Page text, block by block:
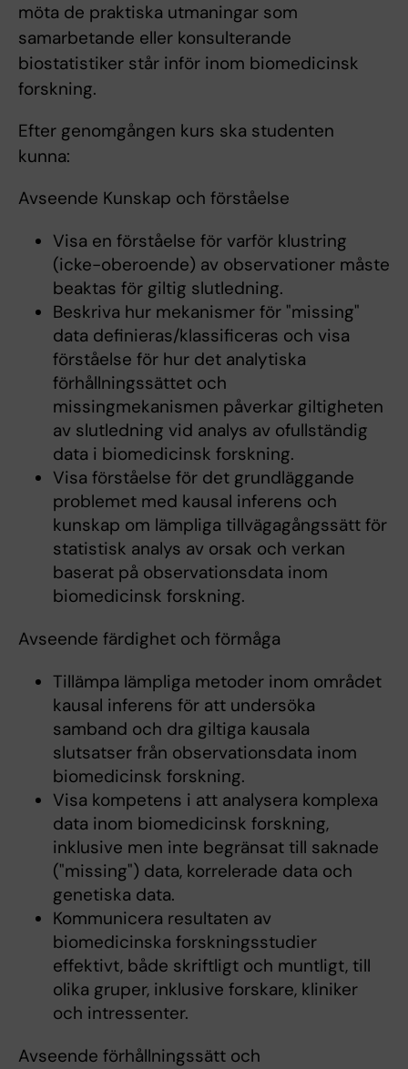
möta de praktiska utmaningar som
samarbetande eller konsulterande
biostatistiker står inför inom biomedicinsk
forskning.
Efter genomgången kurs ska studenten
kunna:
Avseende Kunskap och förståelse
Visa en förståelse för varför klustring
(icke-oberoende) av observationer måste
beaktas för giltig slutledning.
Beskriva hur mekanismer för "missing"
data definieras/klassificeras och visa
förståelse för hur det analytiska
förhållningssättet och
missingmekanismen påverkar giltigheten
av slutledning vid analys av ofullständig
data i biomedicinsk forskning.
Visa förståelse för det grundläggande
problemet med kausal inferens och
kunskap om lämpliga tillvägagångssätt för
statistisk analys av orsak och verkan
baserat på observationsdata inom
biomedicinsk forskning.
Avseende färdighet och förmåga
Tillämpa lämpliga metoder inom området
kausal inferens för att undersöka
samband och dra giltiga kausala
slutsatser från observationsdata inom
biomedicinsk forskning.
Visa kompetens i att analysera komplexa
data inom biomedicinsk forskning,
inklusive men inte begränsat till saknade
("missing") data, korrelerade data och
genetiska data.
Kommunicera resultaten av
biomedicinska forskningsstudier
effektivt, både skriftligt och muntligt, till
olika gruper, inklusive forskare, kliniker
och intressenter.
Avseende förhållningssätt och